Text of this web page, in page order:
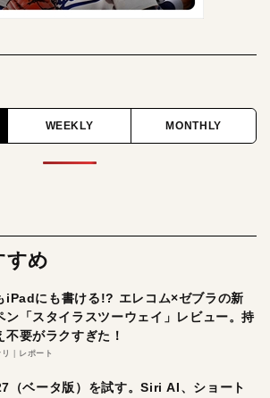
WEEKLY MONTHLY
すめ
iPadにも書ける!? エレコム×ゼブラの新
ン「スタイラスツーウェイ」レビュー。持
不要がラクすぎた！
レポート
（ベータ版）を試す。Siri AI、ショート